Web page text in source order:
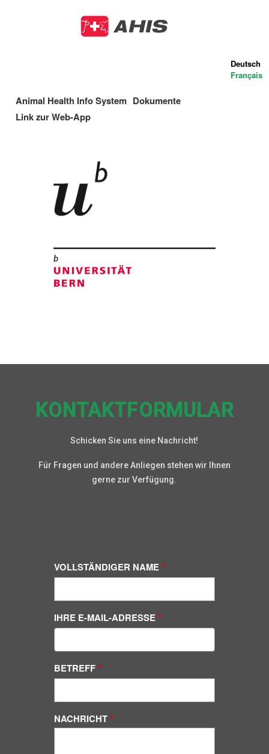
zum
Deutsch
Français
Main
navigation
Animal Health Info System Dokumente
Link zur Web-App
KONTAKTFORMULAR
Schicken Sie uns eine Nachricht!
Für Fragen und andere Anliegen stehen wir Ihnen
gerne zur Verfügung.
VOLLSTÄNDIGER NAME
IHRE E-MAIL-ADRESSE
BETREFF
NACHRICHT